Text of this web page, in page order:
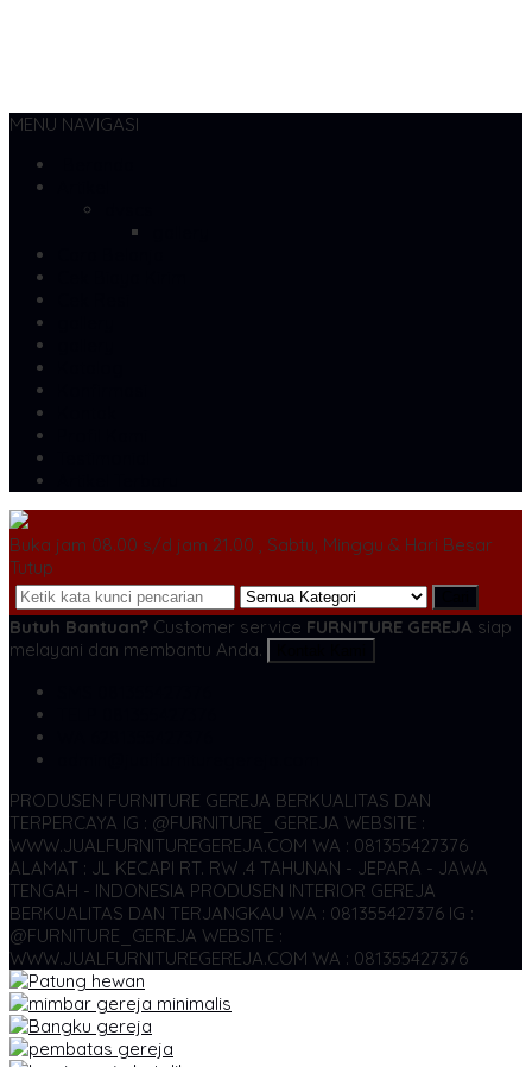
MENU NAVIGASI
Buka jam 08.00 s/d jam 21.00 , Sabtu, Minggu & Hari Besar
Tutup
Butuh Bantuan? Customer service FURNITURE GEREJA siap
melayani dan membantu Anda.
PRODUSEN FURNITURE GEREJA BERKUALITAS DAN
TERPERCAYA IG : @FURNITURE_GEREJA WEBSITE :
WWW.JUALFURNITUREGEREJA.COM WA : 081355427376
ALAMAT : JL KECAPI RT. RW .4 TAHUNAN - JEPARA - JAWA
TENGAH - INDONESIA PRODUSEN INTERIOR GEREJA
BERKUALITAS DAN TERJANGKAU WA : 081355427376 IG :
@FURNITURE_GEREJA WEBSITE :
WWW.JUALFURNITUREGEREJA.COM WA : 081355427376